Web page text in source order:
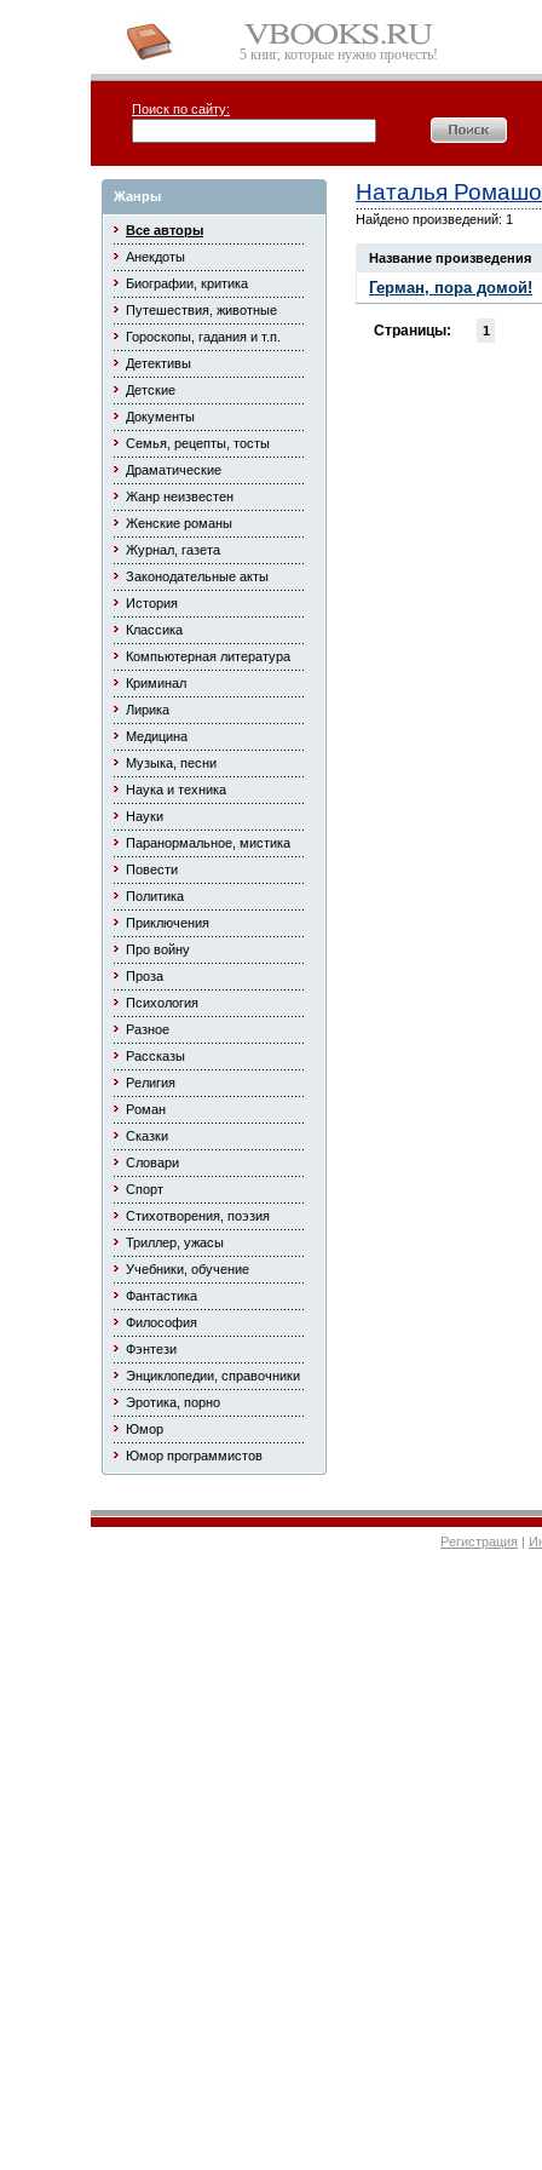
5 книг, которые нужно прочесть!
Поиск по сайту:
Жанры
Все авторы
Анекдоты
Биографии, критика
Путешествия, животные
Гороскопы, гадания и т.п.
Детективы
Детские
Документы
Семья, рецепты, тосты
Драматические
Жанр неизвестен
Женские романы
Журнал, газета
Законодательные акты
История
Классика
Компьютерная литература
Криминал
Лирика
Медицина
Музыка, песни
Наука и техника
Науки
Паранормальное, мистика
Повести
Политика
Приключения
Про войну
Проза
Психология
Разное
Рассказы
Религия
Роман
Сказки
Словари
Спорт
Стихотворения, поэзия
Триллер, ужасы
Учебники, обучение
Фантастика
Философия
Фэнтези
Энциклопедии, справочники
Эротика, порно
Юмор
Юмор программистов
Наталья
Найдено произведений: 1
Название произведения
Герман, пора домой!
Страницы: 1
Регистрация |